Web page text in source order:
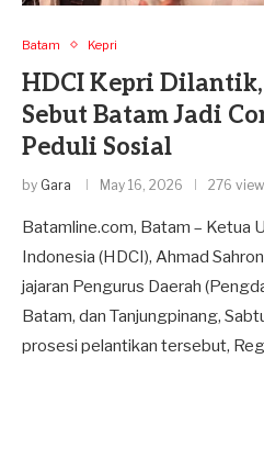
Batam Kepri
HDCI Kepri
Sebut Batam Jadi
Peduli Sosial
by Gara May 16, 2026 276
Batamline.com, Batam – Ketua
Indonesia (HDCI), Ahmad
jajaran Pengurus Daerah
Batam, dan Tanjungpinang,
prosesi pelantikan tersebut,